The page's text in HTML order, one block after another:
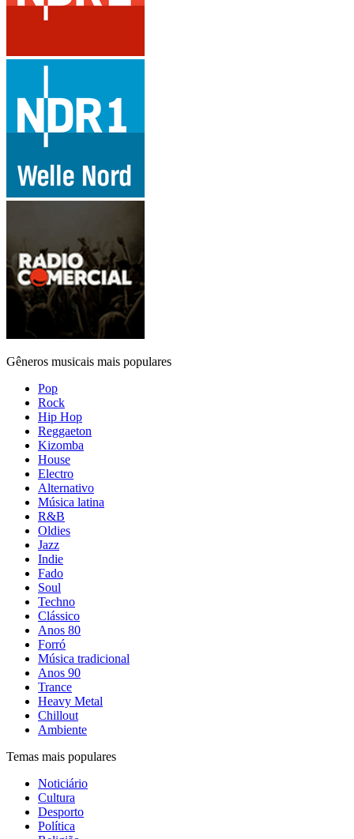
Gêneros musicais mais populares
Pop
Rock
Hip Hop
Reggaeton
Kizomba
House
Electro
Alternativo
Música latina
R&B
Oldies
Jazz
Indie
Fado
Soul
Techno
Clássico
Anos 80
Forró
Música tradicional
Anos 90
Trance
Heavy Metal
Chillout
Ambiente
Temas mais populares
Noticiário
Cultura
Desporto
Política